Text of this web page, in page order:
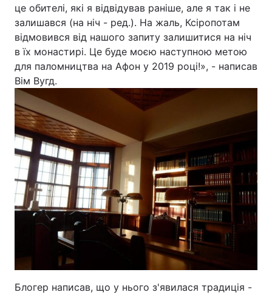
Одеса
Спорт Наука
Техно і зв'язок Лайт
Зброя Інциденти
Здоров'я Туризм
Цікавинки Погода
Відео з Youtube Статті
Думки
Архів Вакансії
це обителі, які я відвідував раніше, але я так і не
залишався (на ніч - ред.). На жаль, Ксіропотам
відмовився від нашого запиту залишитися на ніч
в їх монастирі. Це буде моєю наступною метою
для паломництва на Афон у 2019 році!», - написав
Вім Вугд.
Блогер написав, що у нього з'явилася традиція -